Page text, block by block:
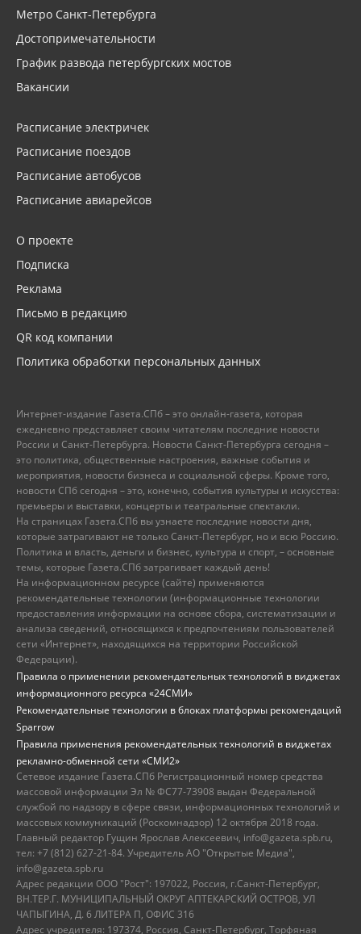
Метро Санкт-Петербурга
Достопримечательности
График развода петербургских мостов
Вакансии
Расписание электричек
Расписание поездов
Расписание автобусов
Расписание авиарейсов
О проекте
Подписка
Реклама
Письмо в редакцию
QR код компании
Политика обработки персональных данных
Интернет-издание Газета.СПб – это онлайн-газета, которая
ежедневно представляет своим читателям последние новости
России и Санкт-Петербурга. Новости Санкт-Петербурга сегодня –
это политика, общественные настроения, важные события и
мероприятия, новости бизнеса и социальной сферы. Кроме того,
новости СПб сегодня – это, конечно, события культуры и искусства:
премьеры и выставки, концерты и театральные спектакли.
На страницах Газета.СПб вы узнаете последние новости дня,
которые затрагивают не только Санкт-Петербург, но и всю Россию.
Политика и власть, деньги и бизнес, культура и спорт, – основные
темы, которые Газета.СПб затрагивает каждый день!
На информационном ресурсе (сайте) применяются
рекомендательные технологии (информационные технологии
предоставления информации на основе сбора, систематизации и
анализа сведений, относящихся к предпочтениям пользователей
сети «Интернет», находящихся на территории Российской
Федерации).
Правила о применении рекомендательных технологий в виджетах
информационного ресурса «24СМИ»
Рекомендательные технологии в блоках платформы рекомендаций
Sparrow
Правила применения рекомендательных технологий в виджетах
рекламно-обменной сети «СМИ2»
Сетевое издание Газета.СПб Регистрационный номер средства
массовой информации Эл № ФС77-73908 выдан Федеральной
службой по надзору в сфере связи, информационных технологий и
массовых коммуникаций (Роскомнадзор) 12 октября 2018 года.
Главный редактор Гущин Ярослав Алексеевич, info@gazeta.spb.ru,
тел: +7 (812) 627-21-84. Учредитель АО "Открытые Медиа",
info@gazeta.spb.ru
Адрес редакции ООО "Рост": 197022, Россия, г.Санкт-Петербург,
ВН.ТЕР.Г. МУНИЦИПАЛЬНЫЙ ОКРУГ АПТЕКАРСКИЙ ОСТРОВ, УЛ
ЧАПЫГИНА, Д. 6 ЛИТЕРА П, ОФИС 316
Адрес учредителя: 197374, Россия, Санкт-Петербург, Торфяная